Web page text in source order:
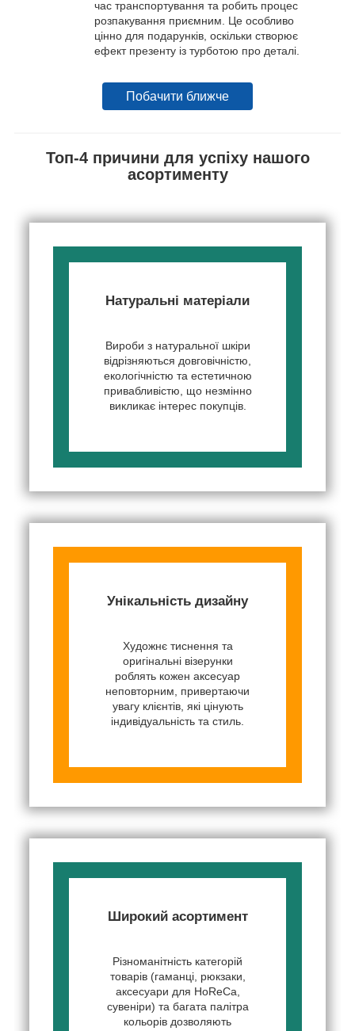
час транспортування та робить процес
розпакування приємним. Це особливо
цінно для подарунків, оскільки створює
ефект презенту із турботою про деталі.
Побачити ближче
Топ-4 причини для успіху нашого
асортименту
Натуральні матеріали
Вироби з натуральної шкіри
відрізняються довговічністю,
екологічністю та естетичною
привабливістю, що незмінно
викликає інтерес покупців.
Унікальність дизайну
Художнє тиснення та
оригінальні візерунки
роблять кожен аксесуар
неповторним, привертаючи
увагу клієнтів, які цінують
індивідуальність та стиль.
Широкий асортимент
Різноманітність категорій
товарів (гаманці, рюкзаки,
аксесуари для HoReCa,
сувеніри) та багата палітра
кольорів дозволяють